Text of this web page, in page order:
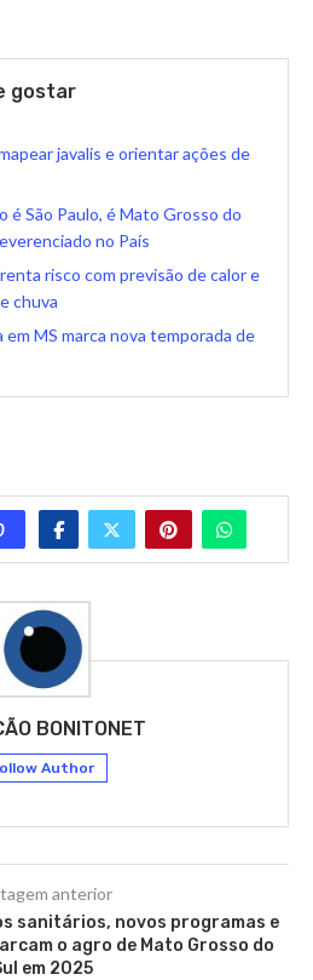
gostar
javalis e orientar ações de
é São Paulo, é Mato Grosso do
no País
risco com previsão de calor e
chuva
em MS marca nova temporada de
BONITONET
Author
anterior
sanitários, novos programas e
o agro de Mato Grosso do
em 2025